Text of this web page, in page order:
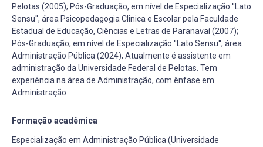
Pelotas (2005); Pós-Graduação, em nível de Especialização ''Lato
Sensu'', área Psicopedagogia Clinica e Escolar pela Faculdade
Estadual de Educação, Ciências e Letras de Paranavaí (2007);
Pós-Graduação, em nível de Especialização ''Lato Sensu'', área
Administração Pública (2024); Atualmente é assistente em
administração da Universidade Federal de Pelotas. Tem
experiência na área de Administração, com ênfase em
Administração
Formação acadêmica
Especialização em Administração Pública (Universidade